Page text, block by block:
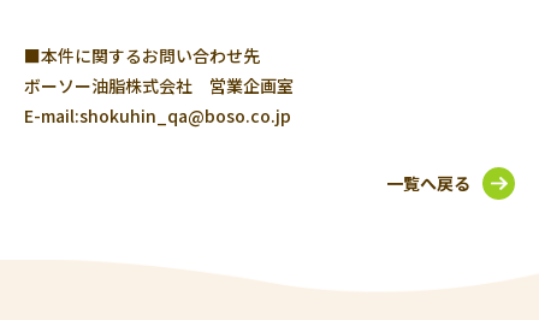
■本件に関するお問い合わせ先
ボーソー油脂株式会社 営業企画室
E-mail:shokuhin_qa@boso.co.jp
一覧へ戻る